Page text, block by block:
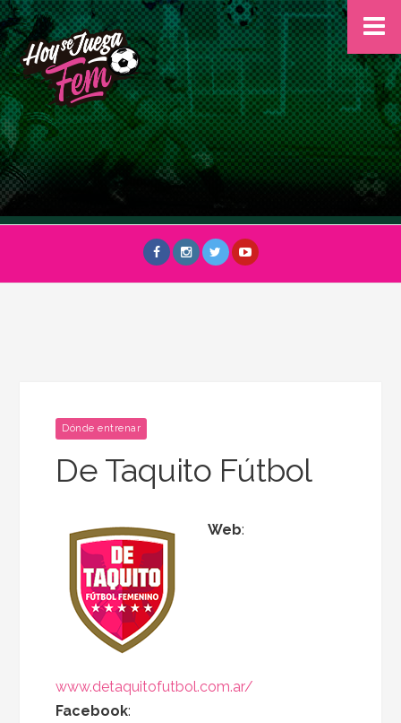
Dónde entrenar
De Taquito Fútbol
Web:
www.detaquitofutbol.com.ar/
Facebook: